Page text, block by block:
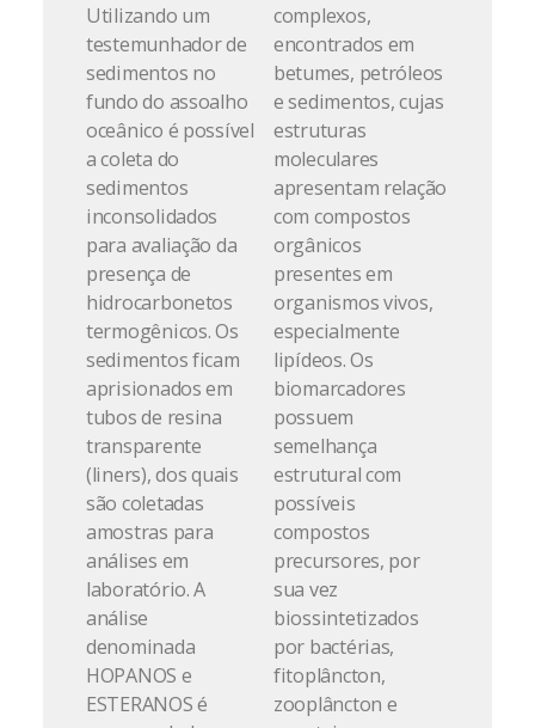
Utilizando um
testemunhador de
sedimentos no
fundo do assoalho
oceânico é possível
a coleta do
sedimentos
inconsolidados
para avaliação da
presença de
hidrocarbonetos
termogênicos. Os
sedimentos ficam
aprisionados em
tubos de resina
transparente
(liners), dos quais
são coletadas
amostras para
análises em
laboratório. A
análise
denominada
HOPANOS e
ESTERANOS é
complexos,
encontrados em
betumes, petróleos
e sedimentos, cujas
estruturas
moleculares
apresentam relação
com compostos
orgânicos
presentes em
organismos vivos,
especialmente
lipídeos. Os
biomarcadores
possuem
semelhança
estrutural com
possíveis
compostos
precursores, por
sua vez
biossintetizados
por bactérias,
fitoplâncton,
zooplâncton e